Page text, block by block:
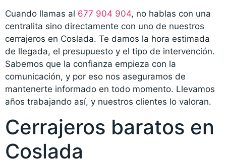
Cuando llamas al 677 904 904, no hablas con una
centralita sino directamente con uno de nuestros
cerrajeros en Coslada. Te damos la hora estimada
de llegada, el presupuesto y el tipo de intervención.
Sabemos que la confianza empieza con la
comunicación, y por eso nos aseguramos de
mantenerte informado en todo momento. Llevamos
años trabajando así, y nuestros clientes lo valoran.
Cerrajeros baratos en
Coslada